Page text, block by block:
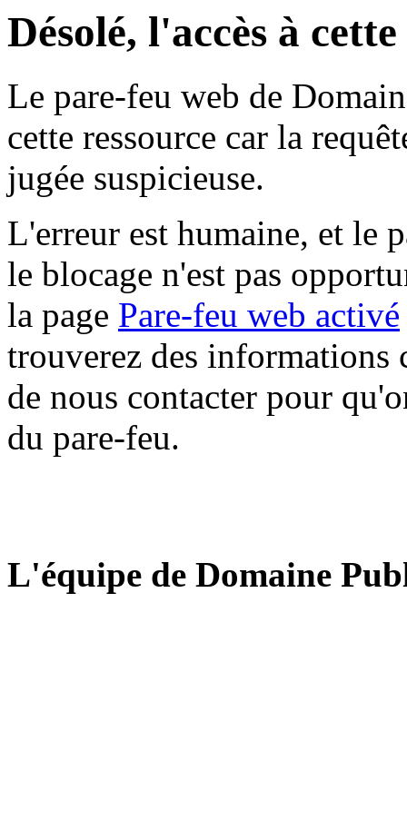
Désolé, l'accès à
Le pare-feu web de
cette ressource car la
jugée suspicieuse.
L'erreur est humaine, et le
le blocage n'est pas
la page Pare-feu web activé
trouverez des informations
de nous contacter pour
du pare-feu.
L'équipe de Domaine